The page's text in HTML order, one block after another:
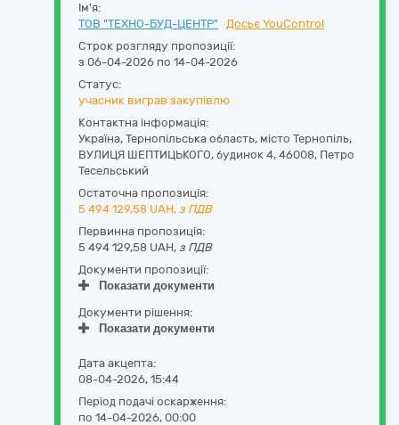
Ім'я:
ТОВ "ТЕХНО-БУД-ЦЕНТР"
Досьє YouControl
Строк розгляду пропозиції:
з 06-04-2026 по 14-04-2026
Статус:
учасник виграв закупівлю
Контактна інформація:
Україна, Тернопільська область, місто Тернопіль,
ВУЛИЦЯ ШЕПТИЦЬКОГО, будинок 4, 46008, Петро
Тесельський
Остаточна пропозиція:
5 494 129,58 UAH, з ПДВ
Первинна пропозиція:
5 494 129,58 UAH, з ПДВ
Документи пропозиції:
Показати документи
Документи рішення:
Показати документи
Дата акцепта:
08-04-2026, 15:44
Період подачі оскарження:
по 14-04-2026, 00:00